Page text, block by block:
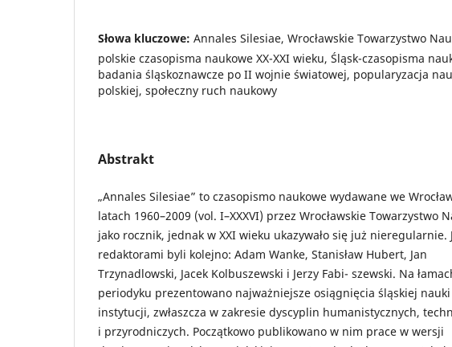
Słowa kluczowe: Annales Silesiae, Wrocławskie Towarzystwo
polskie czasopisma naukowe XX-XXI wieku, Śląsk-czasopisma
badania śląskoznawcze po II wojnie światowej, popularyzacja
polskiej, społeczny ruch naukowy
Abstrakt
„Annales Silesiae” to czasopismo naukowe wydawane we
latach 1960–2009 (vol. I–XXXVI) przez Wrocławskie Towarzystwo
jako rocznik, jednak w XXI wieku ukazywało się już nieregularnie.
redaktorami byli kolejno: Adam Wanke, Stanisław Hubert, Jan
Trzynadlowski, Jacek Kolbuszewski i Jerzy Fabi- szewski. Na
periodyku prezentowano najważniejsze osiągnięcia śląskiej
instytucji, zwłaszcza w zakresie dyscyplin humanistycznych,
i przyrodniczych. Początkowo publikowano w nim prace w wersji